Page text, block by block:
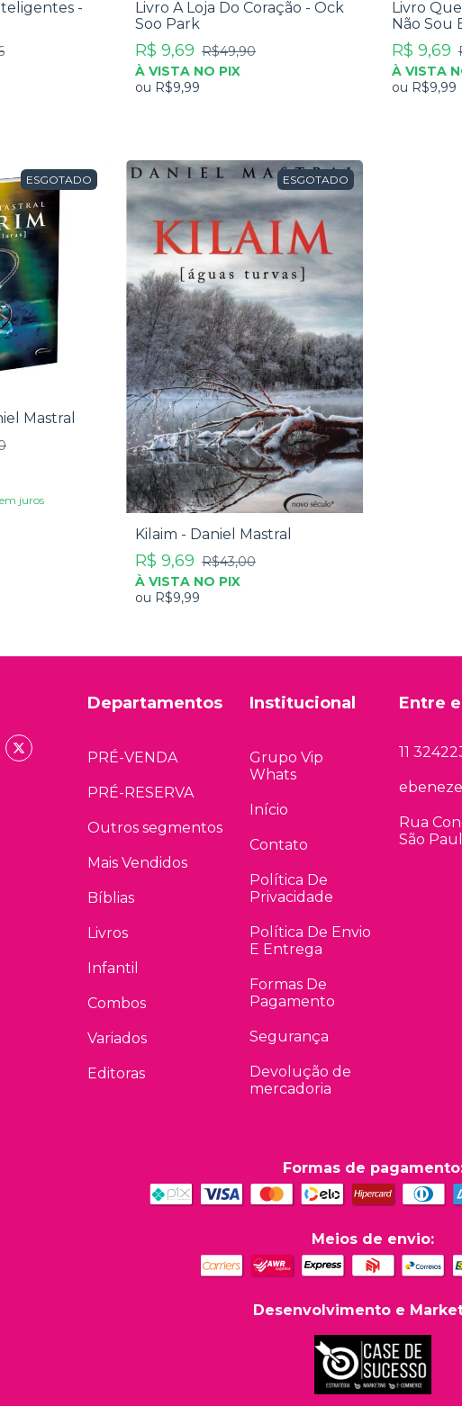
-
Livro A Loja Do Coração - Ock
Soo Park
R$ 9,69 R$49,90
À VISTA NO PIX
ou R$9,99
Livro
Não Sou
R$ 9,69
À VISTA
ou R$9,99
ESGOTADO
Mastral
juros
ESGOTADO
Kilaim - Daniel Mastral
R$ 9,69 R$43,00
À VISTA NO PIX
ou R$9,99
Departamentos
PRÉ-VENDA
PRÉ-RESERVA
Outros segmentos
Mais Vendidos
Bíblias
Livros
Infantil
Combos
Variados
Editoras
Institucional
Grupo Vip
Whats
Início
Contato
Política De
Privacidade
Política De Envio
E Entrega
Formas De
Pagamento
Segurança
Devolução de
mercadoria
Entre
11
Rua
São
Formas de
Meios de envio:
Desenvolvimento e